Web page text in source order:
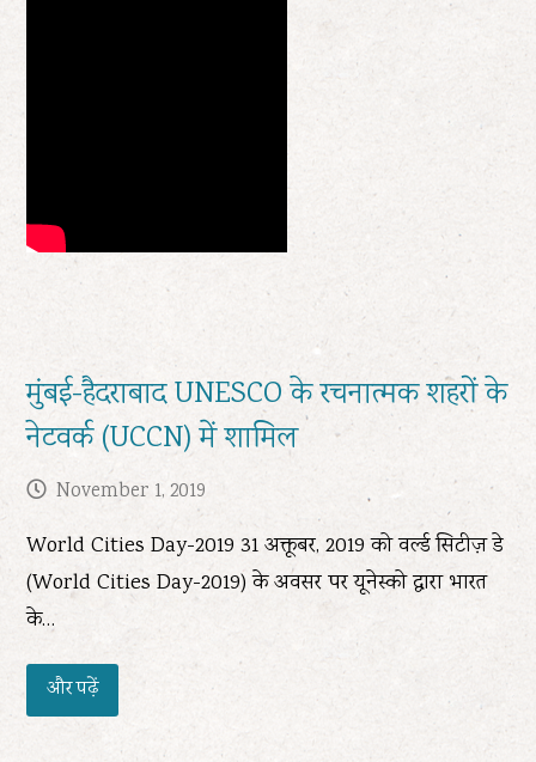
मुंबई-हैदराबाद UNESCO के रचनात्मक शहरों के
नेटवर्क (UCCN) में शामिल
November 1, 2019
World Cities Day-2019 31 अक्तूबर, 2019 को वर्ल्ड सिटीज़ डे
(World Cities Day-2019) के अवसर पर यूनेस्को द्वारा भारत
के…
और पढ़ें